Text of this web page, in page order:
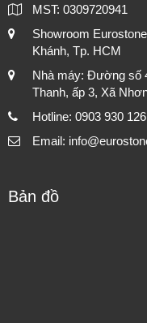
MST: 0309720941
Showroom
Khánh, Tp. HCM
Nhà máy: Đường số
Thanh, ấp 3, Xã
Hotline: 0903 930
Email:
Bản đồ